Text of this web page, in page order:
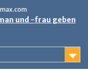
und -frau geben